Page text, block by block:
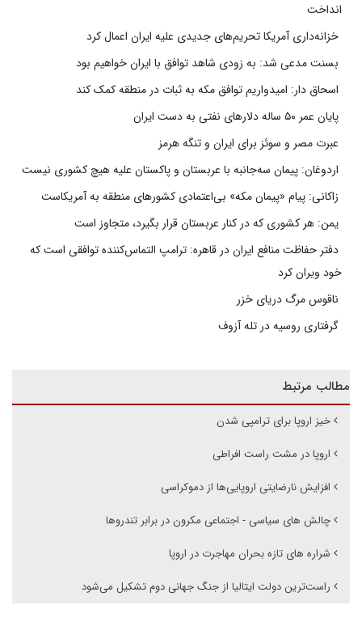
انداخت
خزانه‌داری آمریکا تحریم‌های جدیدی علیه ایران اعمال کرد
بسنت مدعی شد: به زودی شاهد توافق با ایران خواهیم بود
اسحاق دار: امیدواریم توافق مکه به ثبات در منطقه کمک کند
پایان عمر ۵۰ ساله دلارهای نفتی به دست ایران
عبرت مصر و سوئز برای ایران و تنگه هرمز
اردوغان: پیمان سه‌جانبه با عربستان و پاکستان علیه هیچ کشوری نیست
زاکانی: پیام «پیمان مکه» بی‌اعتمادی کشورهای منطقه به آمریکاست
یمن: هر کشوری که در کنار عربستان قرار بگیرد، متجاوز است
دفتر حفاظت منافع ایران در قاهره: ترامپ التماس‌کننده توافقی است که
خود ویران کرد
ناقوس مرگ دریای خزر
گرفتاری روسیه در تله آزوف
مطالب مرتبط
خیز اروپا برای ترامپی شدن
اروپا در مشت راست افراطی
افزایش نارضایتی اروپایی‌ها از دموکراسی
چالش های سیاسی - اجتماعی مکرون در برابر تندروها
شراره های تازه بحران مهاجرت در اروپا
راست‌ترین دولت ایتالیا از جنگ جهانی دوم تشکیل می‌شود